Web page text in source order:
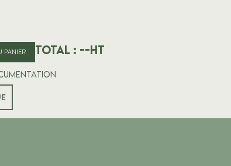
PANIER Total : --HT